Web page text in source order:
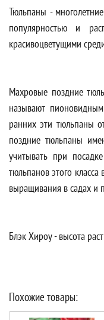
Тюльпаны -
популярностью и
красивоцветущими
Махровые поздние
называют
ранних эти тюльпаны
поздние тюльпаны
учитывать при
тюльпанов этого
выращивания в садах и
Блэк Хироу - высота раст
Похожие товары: